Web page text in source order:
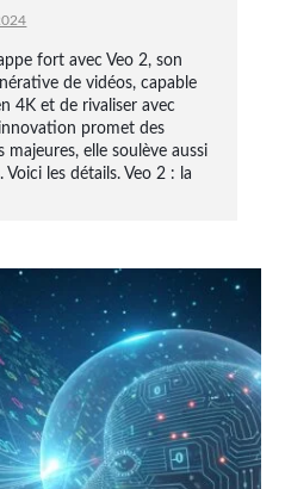
fort avec Veo 2, son
de vidéos, capable
4K et de rivaliser avec
promet des
majeures, elle soulève aussi
les détails. Veo 2 : la